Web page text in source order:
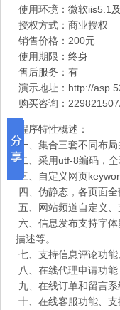
使用环境：微软iis5.1
授权方式：商业授权
销售价格：200元
使用期限：终身
售后服务：有
演示地址： http://
购买咨询：
程序特性概述：
一、集合三套不同布局
二、采用utf-8编码，全
三、自定义网页
四、伪静态，各页面
五、网站频道自定义
六、信息发布支持字
描述等。
七、支持信息评论功
八、在线代理申请功
九、在线订单和留言
十、在线客服功能、支